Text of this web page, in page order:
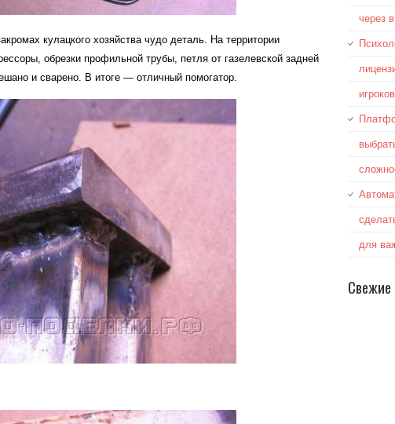
кулацкого хозяйства чудо деталь. На территории
обрезки профильной трубы, петля от газелевской задней
и сварено. В итоге — отличный помогатор.
через
игроков
для
Свежие